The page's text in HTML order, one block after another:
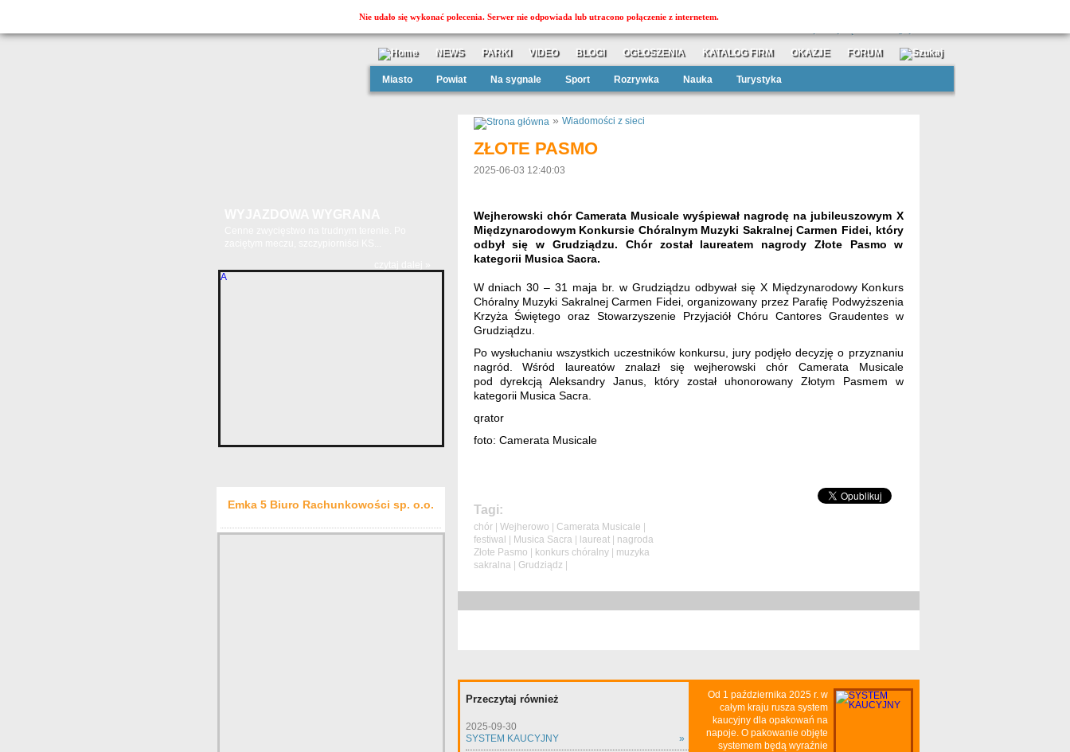
NEWS PARKI VIDEO BLOGI OGŁOSZENIA KATALOG FIRM OKAZJE FORUM
Miasto Powiat Na sygnale Sport Rozrywka Nauka Turystyka
Emka 5 Biuro Rachunkowości sp. o.o.
» Wiadomości z sieci
ZŁOTE PASMO
2025-06-03 12:40:03
Wejherowski chór Camerata Musicale wyśpiewał nagrodę na jubileuszowym X
Międzynarodowym Konkursie Chóralnym Muzyki Sakralnej Carmen Fidei, który
odbył się w Grudziądzu. Chór został laureatem nagrody Złote Pasmo w
kategorii Musica Sacra.
W dniach 30 – 31 maja br. w Grudziądzu odbywał się X Międzynarodowy Konkurs
Chóralny Muzyki Sakralnej Carmen Fidei, organizowany przez Parafię Podwyższenia
Krzyża Świętego oraz Stowarzyszenie Przyjaciół Chóru Cantores Graudentes w
Grudziądzu.
Po wysłuchaniu wszystkich uczestników konkursu, jury podjęło decyzję o przyznaniu
nagród. Wśród laureatów znalazł się wejherowski chór Camerata Musicale
pod dyrekcją Aleksandry Janus, który został uhonorowany Złotym Pasmem w
kategorii Musica Sacra.
qrator
foto: Camerata Musicale
Tagi:
chór| Wejherowo Camerata Musicale
festiwal
Musica Sacra| laureat|
nagroda
Złote Pasmo
konkurs chóralny|
muzyka
sakralna| Grudziądz
Przeczytaj również
2025-09-30
SYSTEM KAUCYJNY
»
Od 1 października 2025 r. w
całym kraju rusza system
kaucyjny dla opakowań na
napoje. O pakowanie objęte
systemem będą wyraźnie
Nie udało się wykonać polecenia. Serwer nie odpowiada lub utracono połączenie z internetem.